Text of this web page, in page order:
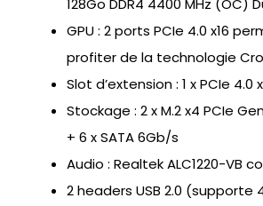
128Go DDR4 4400 MHz (OC)
GPU : 2 ports PCIe 4.0 x16
profiter de la technologie
Slot d’extension : 1 x PCIe 4.0
Stockage : 2 x M.2 x4 PCIe
+ 6 x SATA 6Gb/s
Audio : Realtek ALC1220-VB
2 headers USB 2.0 (supporte